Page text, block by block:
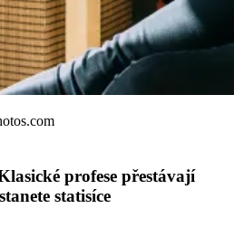
profese přestávají
statisíce